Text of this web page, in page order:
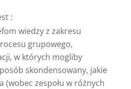
:
wiedzy z zakresu
grupowego,
w których mogliby
skondensowany, jakie
(wobec zespołu w różnych